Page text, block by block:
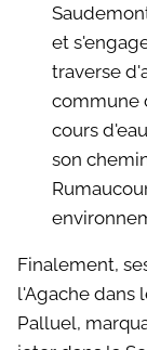
et
traverse
commune
cours
son
Finalement,
l'Agache dans
Palluel,